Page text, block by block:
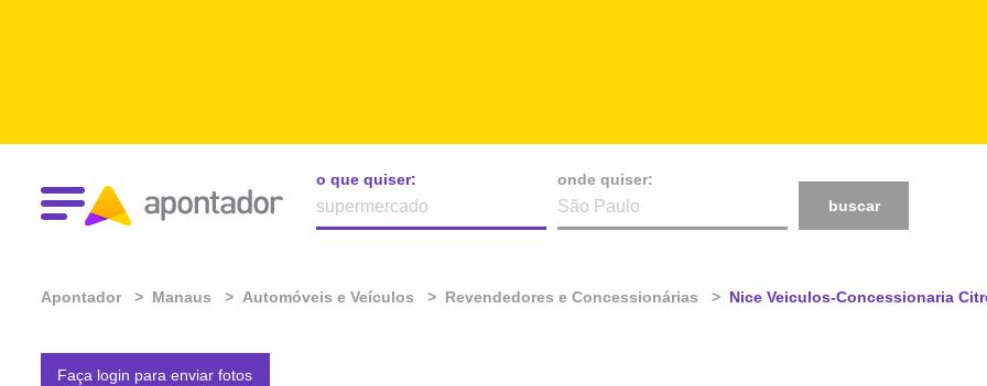
o que quiser:
onde quiser:
buscar
Apontador Manaus Automóveis e Veículos Revendedores e Concessionárias Atual:
Nice Veiculos-Concessionaria
Faça login para enviar fotos